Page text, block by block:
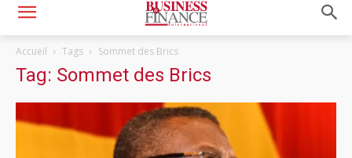
Accueil Tags Sommet des Brics
Tag: Sommet des Brics